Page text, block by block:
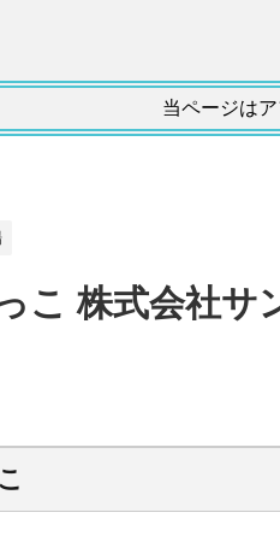
当ページは
こ 株式会社サ